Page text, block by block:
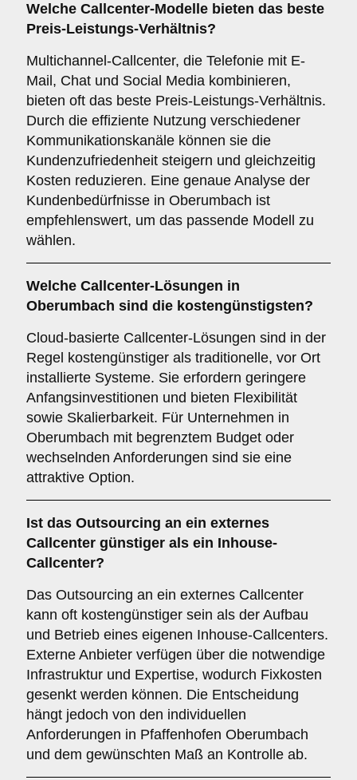
Welche Callcenter-Modelle bieten das beste
Preis-Leistungs-Verhältnis?
Multichannel-Callcenter, die Telefonie mit E-
Mail, Chat und Social Media kombinieren,
bieten oft das beste Preis-Leistungs-Verhältnis.
Durch die effiziente Nutzung verschiedener
Kommunikationskanäle können sie die
Kundenzufriedenheit steigern und gleichzeitig
Kosten reduzieren. Eine genaue Analyse der
Kundenbedürfnisse in Oberumbach ist
empfehlenswert, um das passende Modell zu
wählen.
Welche Callcenter-Lösungen in
Oberumbach sind die kostengünstigsten?
Cloud-basierte Callcenter-Lösungen sind in der
Regel kostengünstiger als traditionelle, vor Ort
installierte Systeme. Sie erfordern geringere
Anfangsinvestitionen und bieten Flexibilität
sowie Skalierbarkeit. Für Unternehmen in
Oberumbach mit begrenztem Budget oder
wechselnden Anforderungen sind sie eine
attraktive Option.
Ist das Outsourcing an ein externes
Callcenter günstiger als ein Inhouse-
Callcenter?
Das Outsourcing an ein externes Callcenter
kann oft kostengünstiger sein als der Aufbau
und Betrieb eines eigenen Inhouse-Callcenters.
Externe Anbieter verfügen über die notwendige
Infrastruktur und Expertise, wodurch Fixkosten
gesenkt werden können. Die Entscheidung
hängt jedoch von den individuellen
Anforderungen in Pfaffenhofen Oberumbach
und dem gewünschten Maß an Kontrolle ab.